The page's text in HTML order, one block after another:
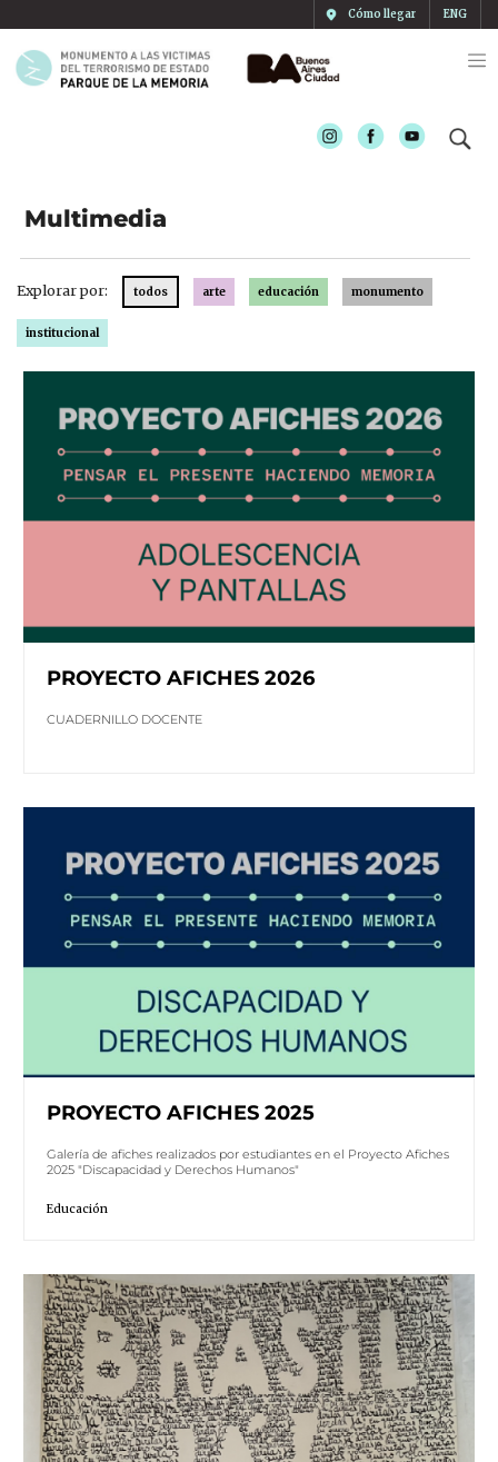
Cómo llegar ENG
InstagramFacebookYoutube
Multimedia
Explorar por: todos arte educación monumento
institucional
PROYECTO AFICHES 2026
CUADERNILLO DOCENTE
PROYECTO AFICHES 2025
Galería de afiches realizados por estudiantes en el Proyecto Afiches
2025 "Discapacidad y Derechos Humanos"
Educación